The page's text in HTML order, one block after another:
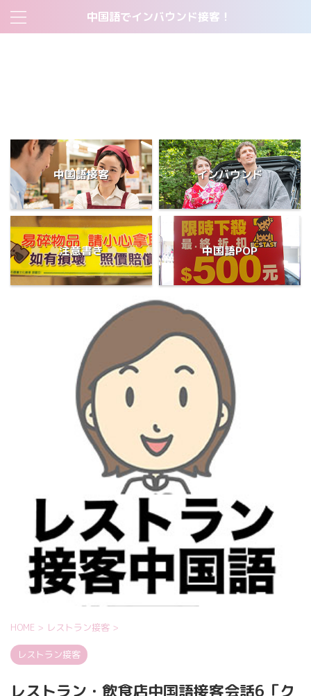
中国語でインバウンド接客！
中国語接客 インバウンド
注意書き 中国語POP
HOME > レストラン接客 >
レストラン接客
レストラン・飲食店中国語接客会話6「ク